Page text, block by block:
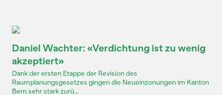
Daniel Wachter: «Verdichtung ist zu wenig
akzeptiert»
Dank der ersten Etappe der Revision des
Raumplanungsgesetzes gingen die Neueinzonungen im Kanton
Bern sehr stark zurü...